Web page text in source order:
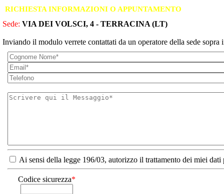
RICHIESTA INFORMAZIONI O APPUNTAMENTO
Sede: VIA DEI VOLSCI, 4 - TERRACINA (LT)
Inviando il modulo verrete contattati da un operatore della sede sopra
Ai sensi della legge 196/03, autorizzo il trattamento dei miei
Codice sicurezza*